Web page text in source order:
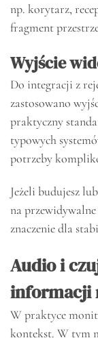
np. korytarz,
fragment
Wyjście
Do integracji z
zastosowano
praktyczny
typowych
potrzeby
Jeżeli budujesz
na
znaczenie dla
Audio i
informacji
W praktyce
kontekst. W tym